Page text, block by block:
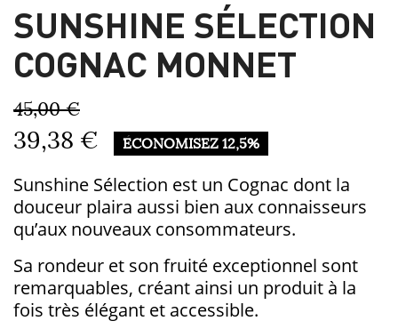
SUNSHINE SÉLECTION
COGNAC MONNET
45,00 €
39,38 € ÉCONOMISEZ 12,5%
Sunshine Sélection est un Cognac dont la
douceur plaira aussi bien aux connaisseurs
qu’aux nouveaux consommateurs.
Sa rondeur et son fruité exceptionnel sont
remarquables, créant ainsi un produit à la
fois très élégant et accessible.